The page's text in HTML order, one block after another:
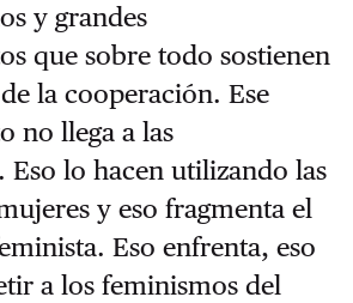
y grandes
que sobre todo sostienen
la cooperación. Ese
no llega a las
Eso lo hacen utilizando las
y eso fragmenta el
Eso enfrenta, eso
a los feminismos del